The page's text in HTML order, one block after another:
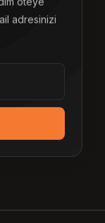
adresinizi